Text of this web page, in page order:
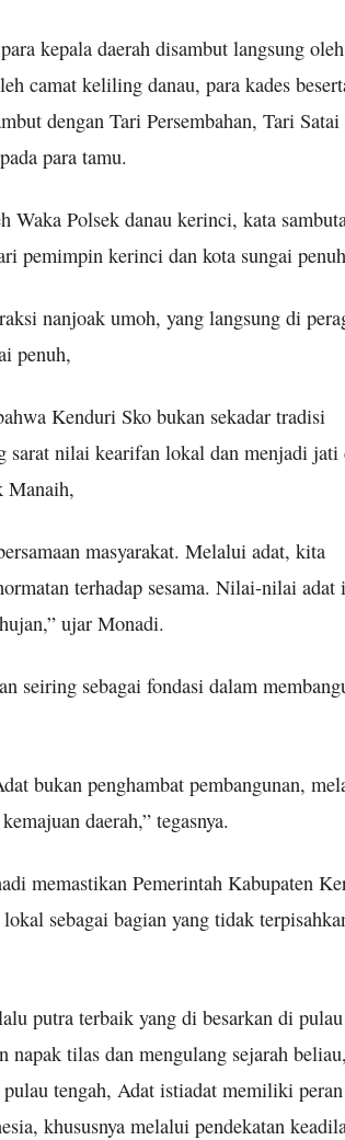
kepala daerah disambut langsung
camat keliling danau, para kades
dengan Tari Persembahan, Tari Satai
para tamu.
Waka Polsek danau kerinci, kata
pemimpin kerinci dan kota sungai
nanjoak umoh, yang langsung di
penuh,
Kenduri Sko bukan sekadar tradisi
sarat nilai kearifan lokal dan menjadi
Manaih,
masyarakat. Melalui adat, kita
terhadap sesama. Nilai-nilai adat
ujar Monadi.
seiring sebagai fondasi dalam
bukan penghambat pembangunan,
daerah,” tegasnya.
memastikan Pemerintah Kabupaten
sebagai bagian yang tidak
putra terbaik yang di besarkan di pulau
napak tilas dan mengulang sejarah beliau,
pulau tengah, Adat istiadat memiliki peran
khususnya melalui pendekatan